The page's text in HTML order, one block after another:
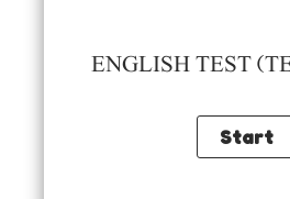
ENGLISH TEST